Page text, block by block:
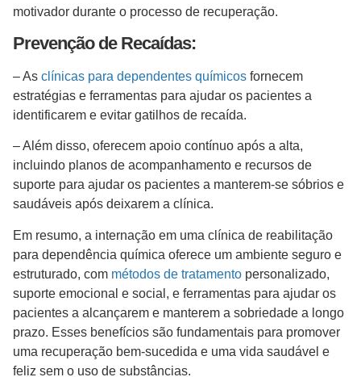
motivador durante o processo de recuperação.
Prevenção de Recaídas:
– As clínicas para dependentes químicos fornecem
estratégias e ferramentas para ajudar os pacientes a
identificarem e evitar gatilhos de recaída.
– Além disso, oferecem apoio contínuo após a alta,
incluindo planos de acompanhamento e recursos de
suporte para ajudar os pacientes a manterem-se sóbrios e
saudáveis após deixarem a clínica.
Em resumo, a internação em uma clínica de reabilitação
para dependência química oferece um ambiente seguro e
estruturado, com métodos de tratamento personalizado,
suporte emocional e social, e ferramentas para ajudar os
pacientes a alcançarem e manterem a sobriedade a longo
prazo. Esses benefícios são fundamentais para promover
uma recuperação bem-sucedida e uma vida saudável e
feliz sem o uso de substâncias.